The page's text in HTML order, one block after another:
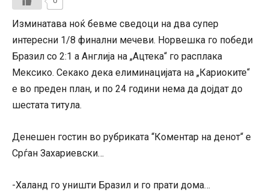
Изминатава ноќ бевме сведоци на два супер
интересни 1/8 финални мечеви. Норвешка го победи
Бразил со 2:1 а Англија на „Ацтека“ го расплака
Мексико. Секако дека елиминацијата на „Кариоките“
е во преден план, и по 24 години нема да дојдат до
шестата титула.
Денешен гостин во рубриката “Коментар на денот“ е
Срѓан Захариевски…
-Халанд го уништи Бразил и го прати дома…